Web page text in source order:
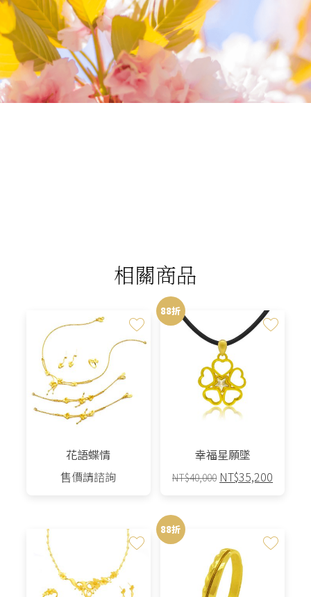
我們相信您值得最好的
相關商品
花語蝶情
售價請諮詢
88折
幸福星願墜
NT$40,000 原
NT$40,000。
NT$35,200
88折